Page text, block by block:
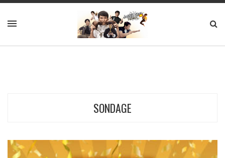
SONDAGE